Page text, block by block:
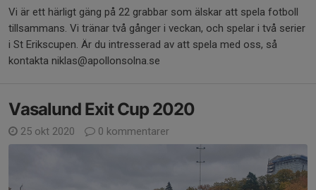
Vi är ett härligt gäng på 22 grabbar som älskar att spela fotboll
tillsammans. Vi tränar två gånger i veckan, och spelar i två serier
i St Erikscupen. Är du intresserad av att spela med oss, så
kontakta niklas@apollonsolna.se
Vasalund Exit Cup 2020
25 okt 2020 0 kommentarer